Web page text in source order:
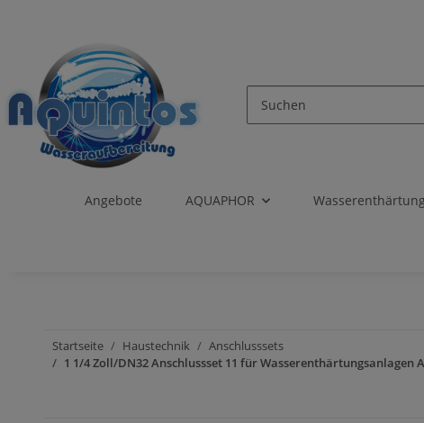
Angebote AQUAPHOR
Startseite Haustechnik
Anschlusssets
1 1/4 Zoll/DN32 Anschlussset 11 für